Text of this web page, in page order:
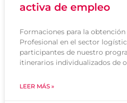
activa de empleo
Formaciones para la
Profesional en el sector
participantes de nuestro
itinerarios individualizados de
LEER MÁS »